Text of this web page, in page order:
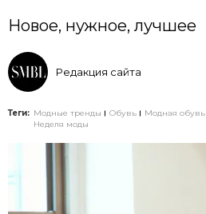
Новое, нужное, лучшее
Редакция сайта
Теги: Модные тренды Обувь Модная обувь
Неделя моды